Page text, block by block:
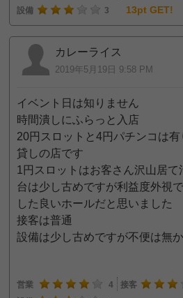
設備
3 13pt GET!
カレーライス
2019年5月19日 9:58 PM
イベント日は知りません
時間潰しにふらっと入店
20円スロットと4円パチンコは
貸しの店です
1円スロットはお客さん沢山居て
台は少し古めですが利益度外視
した良いホールだと思いました
接客は普通
設備は少し古めですが不便は無
営業 4 接客